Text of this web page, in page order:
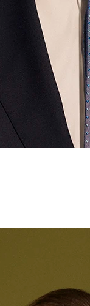
Partner, Rechtsanwalt